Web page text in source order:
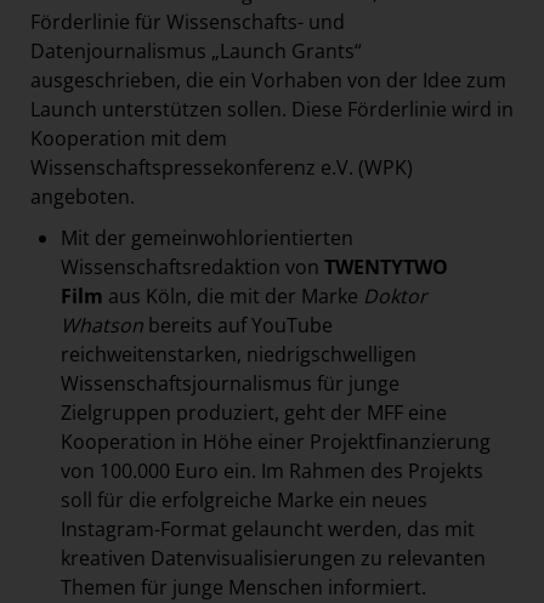
Förderlinie für Wissenschafts- und
Datenjournalismus „Launch Grants“
ausgeschrieben, die ein Vorhaben von der Idee zum
Launch unterstützen sollen. Diese Förderlinie wird in
Kooperation mit dem
Wissenschaftspressekonferenz e.V. (WPK)
angeboten.
Mit der gemeinwohlorientierten
Wissenschaftsredaktion von TWENTYTWO
Film aus Köln, die mit der Marke Doktor
Whatson bereits auf YouTube
reichweitenstarken, niedrigschwelligen
Wissenschaftsjournalismus für junge
Zielgruppen produziert, geht der MFF eine
Kooperation in Höhe einer Projektfinanzierung
von 100.000 Euro ein. Im Rahmen des Projekts
soll für die erfolgreiche Marke ein neues
Instagram-Format gelauncht werden, das mit
kreativen Datenvisualisierungen zu relevanten
Themen für junge Menschen informiert.